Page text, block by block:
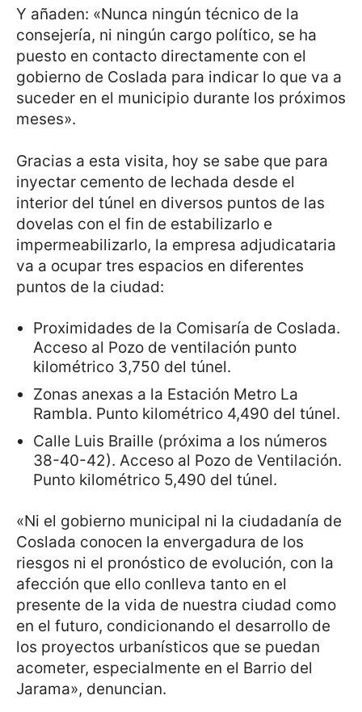
Y añaden: «Nunca ningún técnico de la
consejería, ni ningún cargo político, se ha
puesto en contacto directamente con el
gobierno de Coslada para indicar lo que va a
suceder en el municipio durante los próximos
meses».
Gracias a esta visita, hoy se sabe que para
inyectar cemento de lechada desde el
interior del túnel en diversos puntos de las
dovelas con el fin de estabilizarlo e
impermeabilizarlo, la empresa adjudicataria
va a ocupar tres espacios en diferentes
puntos de la ciudad:
Proximidades de la Comisaría de Coslada.
Acceso al Pozo de ventilación punto
kilométrico 3,750 del túnel.
Zonas anexas a la Estación Metro La
Rambla. Punto kilométrico 4,490 del túnel.
Calle Luis Braille (próxima a los números
38-40-42). Acceso al Pozo de Ventilación.
Punto kilométrico 5,490 del túnel.
«Ni el gobierno municipal ni la ciudadanía de
Coslada conocen la envergadura de los
riesgos ni el pronóstico de evolución, con la
afección que ello conlleva tanto en el
presente de la vida de nuestra ciudad como
en el futuro, condicionando el desarrollo de
los proyectos urbanísticos que se puedan
acometer, especialmente en el Barrio del
Jarama», denuncian.